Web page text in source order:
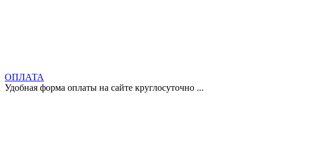
ОПЛАТА
Удобная форма оплаты на сайте круглосуточно ...